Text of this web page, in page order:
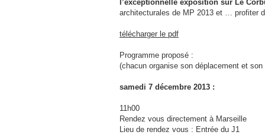
l’exceptionnelle exposition sur Le
architecturales de MP 2013 et … profiter
télécharger le pdf
Programme proposé :
(chacun organise son déplacement et son
samedi 7 décembre 2013 :
11h00
Rendez vous directement à Marseille
Lieu de rendez vous : Entrée du J1